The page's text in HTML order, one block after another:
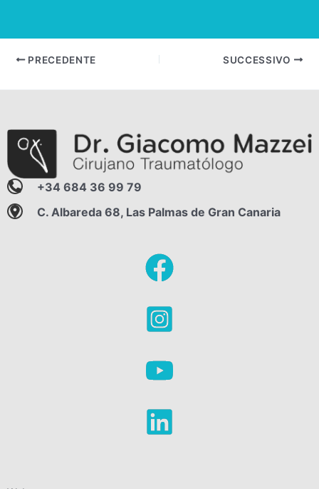
Navigazione
PRECEDENTE SUCCESSIVO
+34 684 36 99 79
C. Albareda 68, Las Palmas de Gran Canaria